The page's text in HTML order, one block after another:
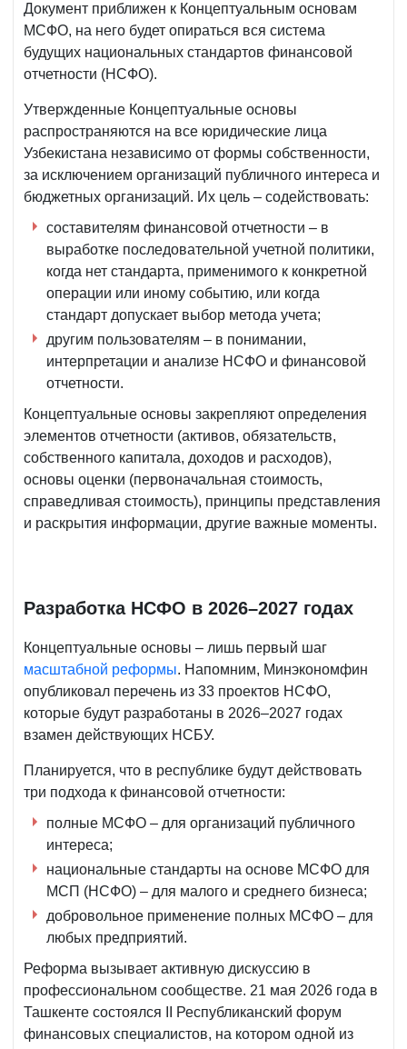
Документ приближен к Концептуальным основам
МСФО, на него будет опираться вся система
будущих национальных стандартов финансовой
отчетности (НСФО).
Утвержденные Концептуальные основы
распространяются на все юридические лица
Узбекистана независимо от формы собственности,
за исключением организаций публичного интереса и
бюджетных организаций. Их цель – содействовать:
составителям финансовой отчетности – в
выработке последовательной учетной политики,
когда нет стандарта, применимого к конкретной
операции или иному событию, или когда
стандарт допускает выбор метода учета;
другим пользователям – в понимании,
интерпретации и анализе НСФО и финансовой
отчетности.
Концептуальные основы закрепляют определения
элементов отчетности (активов, обязательств,
собственного капитала, доходов и расходов),
основы оценки (первоначальная стоимость,
справедливая стоимость), принципы представления
и раскрытия информации, другие важные моменты.
Разработка НСФО в 2026–2027 годах
Концептуальные основы – лишь первый шаг
масштабной реформы. Напомним, Минэкономфин
опубликовал перечень из 33 проектов НСФО,
которые будут разработаны в 2026–2027 годах
взамен действующих НСБУ.
Планируется, что в республике будут действовать
три подхода к финансовой отчетности:
полные МСФО – для организаций публичного
интереса;
национальные стандарты на основе МСФО для
МСП (НСФО) – для малого и среднего бизнеса;
добровольное применение полных МСФО – для
любых предприятий.
Реформа вызывает активную дискуссию в
профессиональном сообществе. 21 мая 2026 года в
Ташкенте состоялся II Республиканский форум
финансовых специалистов, на котором одной из